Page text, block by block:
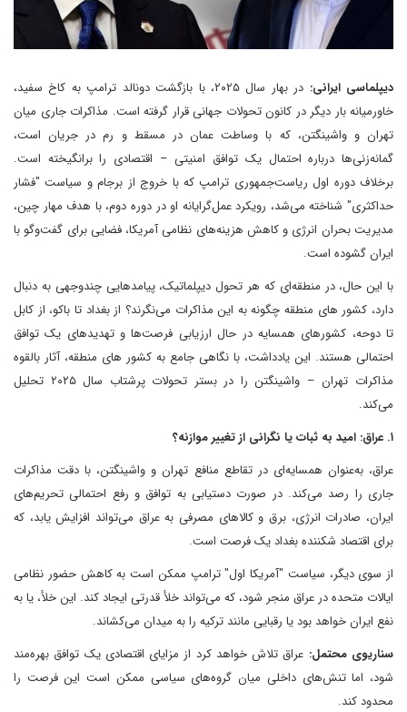
دیپلماسی ایرانی:
در بهار سال ۲۰۲۵، با بازگشت دونالد ترامپ به کاخ سفید،
خاورمیانه بار دیگر در کانون تحولات جهانی قرار گرفته است. مذاکرات جاری میان
تهران و واشینگتن، که با وساطت عمان در مسقط و رم در جریان است،
گمانه‌زنی‌ها درباره احتمال یک توافق امنیتی – اقتصادی را برانگیخته است.
برخلاف دوره اول ریاست‌جمهوری ترامپ که با خروج از برجام و سیاست "فشار
حداکثری" شناخته می‌شد، رویکرد عمل‌گرایانه او در دوره دوم، با هدف مهار چین،
مدیریت بحران انرژی و کاهش هزینه‌های نظامی آمریکا، فضایی برای گفت‌وگو با
ایران گشوده است.
با این حال، در منطقه‌ای که هر تحول دیپلماتیک، پیامدهایی چندوجهی به دنبال
دارد، کشور های منطقه چگونه به این مذاکرات می‌نگرند؟ از بغداد تا باکو، از کابل
تا دوحه، کشورهای همسایه در حال ارزیابی فرصت‌ها و تهدیدهای یک توافق
احتمالی هستند. این یادداشت، با نگاهی جامع به کشور های منطقه، آثار بالقوه
مذاکرات تهران – واشینگتن را در بستر تحولات پرشتاب سال ۲۰۲۵ تحلیل
می‌کند.
۱. عراق: امید به ثبات یا نگرانی از تغییر موازنه؟
عراق، به‌عنوان همسایه‌ای در تقاطع منافع تهران و واشینگتن، با دقت مذاکرات
جاری را رصد می‌کند. در صورت دستیابی به توافق و رفع احتمالی تحریم‌های
ایران، صادرات انرژی، برق و کالاهای مصرفی به عراق می‌تواند افزایش یابد، که
برای اقتصاد شکننده بغداد یک فرصت است.
از سوی دیگر، سیاست "آمریکا اول" ترامپ ممکن است به کاهش حضور نظامی
ایالات متحده در عراق منجر شود، که می‌تواند خلأ قدرتی ایجاد کند. این خلأ، یا به
نفع ایران خواهد بود یا رقبایی مانند ترکیه را به میدان می‌کشاند.
سناریوی محتمل: عراق تلاش خواهد کرد از مزایای اقتصادی یک توافق بهره‌مند
شود، اما تنش‌های داخلی میان گروه‌های سیاسی ممکن است این فرصت را
محدود کند.